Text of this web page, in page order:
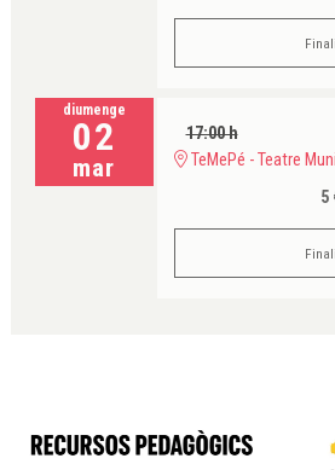
diumenge
02
mar
17:00 h
TeMePé - Teatre
5